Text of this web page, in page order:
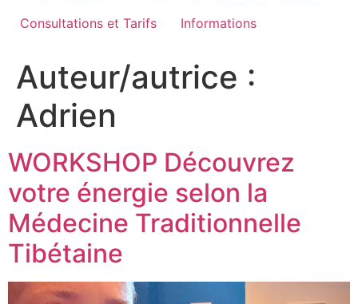
Consultations et Tarifs
Informations
Auteur/autrice :
Adrien
WORKSHOP Découvrez
votre énergie selon la
Médecine Traditionnelle
Tibétaine